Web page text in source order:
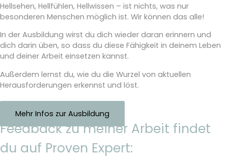
Hellsehen, Hellfühlen, Hellwissen – ist nichts, was nur
besonderen Menschen möglich ist. Wir können das alle!
In der Ausbildung wirst du dich wieder daran erinnern und
dich darin üben, so dass du diese Fähigkeit in deinem Leben
und deiner Arbeit einsetzen kannst.
Außerdem lernst du, wie du die Wurzel von aktuellen
Herausforderungen erkennst und löst.
Mehr Infos zur Ausbildung
Feedback zu meiner Arbeit findet
du auf Proven Expert: